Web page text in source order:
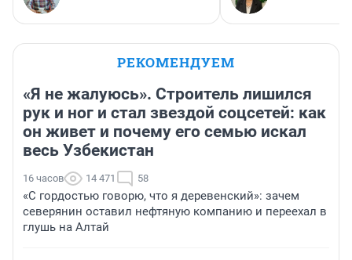
РЕКОМЕНДУЕМ
«Я не жалуюсь». Строитель лишился
рук и ног и стал звездой соцсетей: как
он живет и почему его семью искал
весь Узбекистан
16 часов 14 471 58
«С гордостью говорю, что я деревенский»: зачем
северянин оставил нефтяную компанию и переехал в
глушь на Алтай